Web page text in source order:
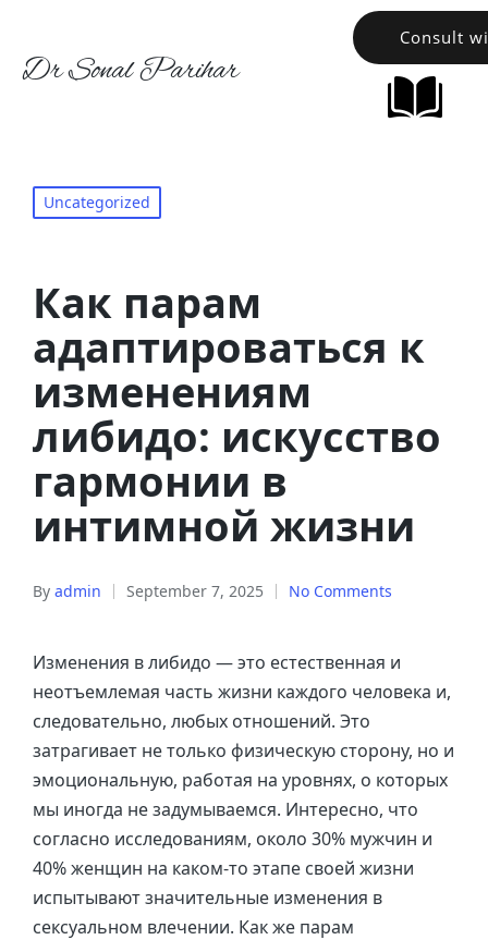
Dr Sonal Parihar
Consult
Uncategorized
Как парам
адаптироваться к
изменениям
либидо: искусство
гармонии в
интимной жизни
By admin September 7, 2025 No Comments
Изменения в либидо — это естественная и
неотъемлемая часть жизни каждого человека и,
следовательно, любых отношений. Это
затрагивает не только физическую сторону, но и
эмоциональную, работая на уровнях, о которых
мы иногда не задумываемся. Интересно, что
согласно исследованиям, около 30% мужчин и
40% женщин на каком-то этапе своей жизни
испытывают значительные изменения в
сексуальном влечении. Как же парам